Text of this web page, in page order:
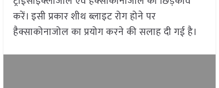
करें। इसी प्रकार शीथ ब्लाइट रोग होने पर
हैक्साकोनाजोल का प्रयोग करने की सलाह दी गई है।